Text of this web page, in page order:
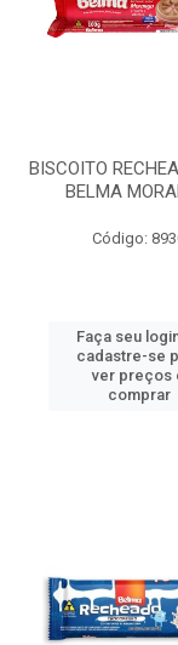
BISCOITO
BELMA
Código:
Faça seu
cadastre-se
ver preços
comprar